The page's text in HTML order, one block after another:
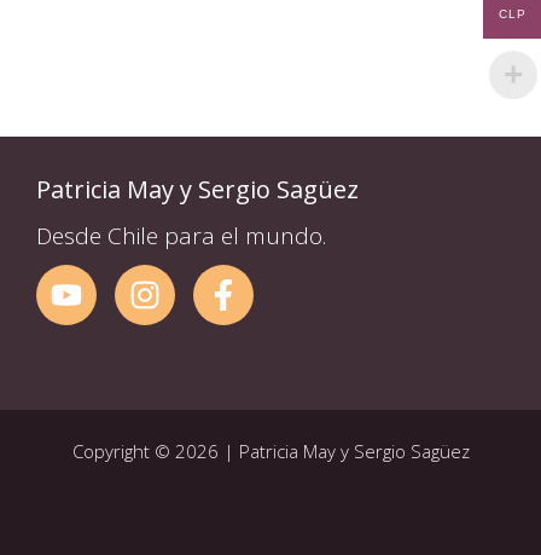
Patricia May y Sergio Sagüez
Desde Chile para el mundo.
Copyright © 2026 | Patricia May y Sergio Sagüez
CLP